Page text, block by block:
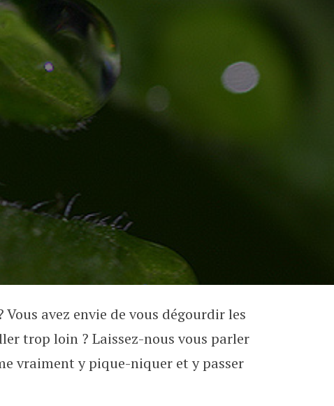
avez envie de vous dégourdir les
trop loin ? Laissez-nous vous parler
vraiment y pique-niquer et y passer